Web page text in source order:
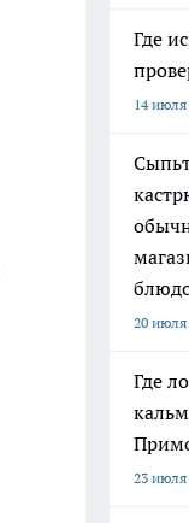
Где
14 июля
20 июля
Где
23 июля